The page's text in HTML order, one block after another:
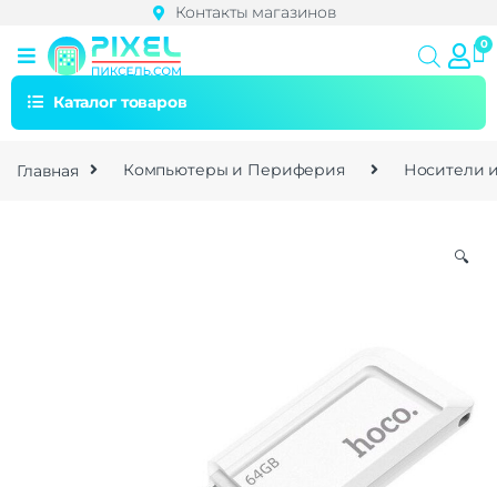
Контакты магазинов
Каталог товаров
Главная Компьютеры и Периферия Носители
🔍